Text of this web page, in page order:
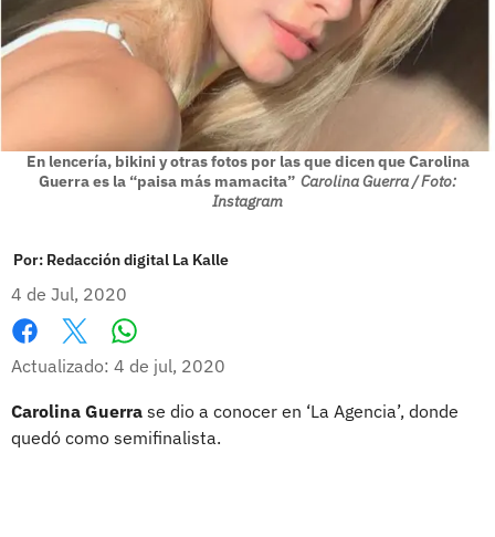
En lencería, bikini y otras fotos por las que dicen que Carolina
Guerra es la “paisa más mamacita” Carolina Guerra / Foto:
Instagram
Por: Redacción digital La Kalle
4 de Jul, 2020
Facebook
X
Actualizado: 4 de jul, 2020
Carolina Guerra se dio a conocer en ‘La Agencia’, donde
quedó como semifinalista.